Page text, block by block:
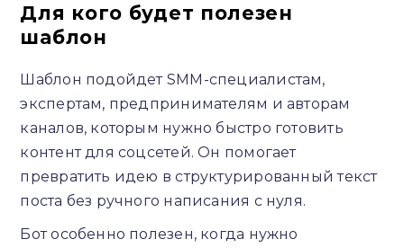
Для кого будет полезен
шаблон
Шаблон подойдет SMM-специалистам,
экспертам, предпринимателям и авторам
каналов, которым нужно быстро готовить
контент для соцсетей. Он помогает
превратить идею в структурированный текст
поста без ручного написания с нуля.
Бот особенно полезен, когда нужно